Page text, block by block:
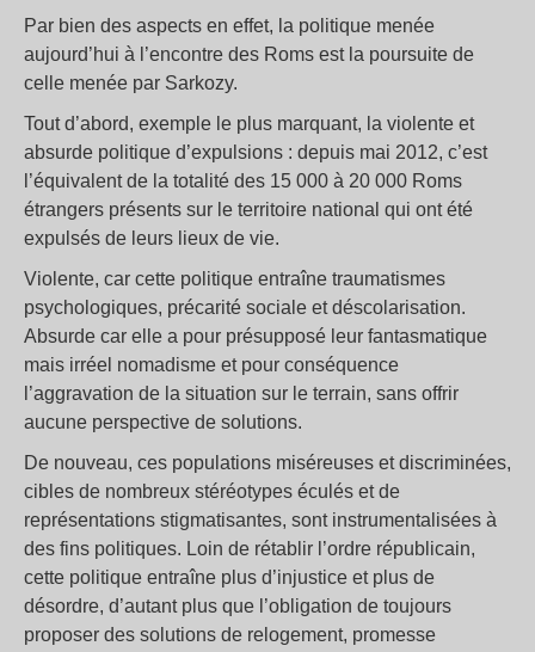
Par bien des aspects en effet, la politique menée
aujourd’hui à l’encontre des Roms est la poursuite de
celle menée par Sarkozy.
Tout d’abord, exemple le plus marquant, la violente et
absurde politique d’expulsions : depuis mai 2012, c’est
l’équivalent de la totalité des 15 000 à 20 000 Roms
étrangers présents sur le territoire national qui ont été
expulsés de leurs lieux de vie.
Violente, car cette politique entraîne traumatismes
psychologiques, précarité sociale et déscolarisation.
Absurde car elle a pour présupposé leur fantasmatique
mais irréel nomadisme et pour conséquence
l’aggravation de la situation sur le terrain, sans offrir
aucune perspective de solutions.
De nouveau, ces populations miséreuses et discriminées,
cibles de nombreux stéréotypes éculés et de
représentations stigmatisantes, sont instrumentalisées à
des fins politiques. Loin de rétablir l’ordre républicain,
cette politique entraîne plus d’injustice et plus de
désordre, d’autant plus que l’obligation de toujours
proposer des solutions de relogement, promesse